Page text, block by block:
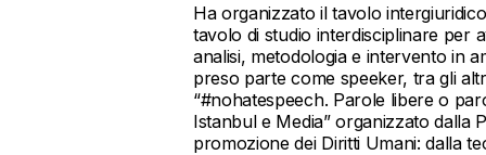
Ha organizzato il tavolo
tavolo di studio interdisciplinare per
analisi, metodologia e intervento in
preso parte come speeker, tra gli
“#nohatespeech. Parole libere o
Istanbul e Media” organizzato dalla
promozione dei Diritti Umani: dalla